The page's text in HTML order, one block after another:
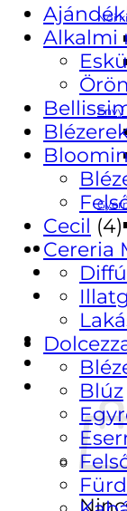
Női
Envy
Pénztár
Regisztráció
Belépés
Kosár /0 Ft 0
Alkalmi
Cecil (4)
Cereria
Blúz